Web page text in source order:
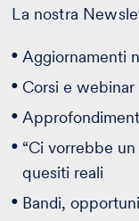
La nostra
Aggiornamenti
Corsi e webinar
“Ci vorrebbe
quesiti reali
Bandi,